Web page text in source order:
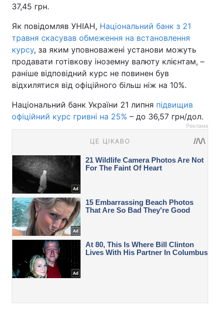
37,45 грн.
Як повідомляв УНІАН, Національний банк з 21
травня скасував обмеження на встановлення
курсу, за яким уповноважені установи можуть
продавати готівкову іноземну валюту клієнтам, –
раніше відповідний курс не повинен був
відхилятися від офіційного більш ніж на 10%.
Національний банк України 21 липня підвищив
офіційний курс гривні на 25% – до 36,57 грн/дол.
Реклама